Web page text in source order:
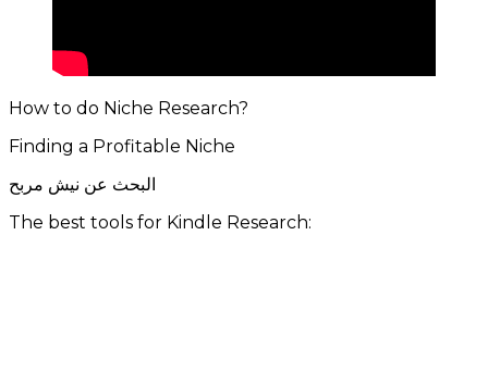
How to do Niche Research?
Finding a Profitable Niche
البحث عن نيش مربح
The best tools for Kindle Research: